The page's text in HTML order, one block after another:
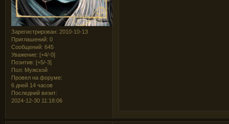
Зарегистрирован: 2010-10-13
Приглашений: 0
Сообщений: 645
Уважение: [+4/-0]
Позитив: [+5/-3]
Пол: Мужской
Провел на форуме:
6 дней 14 часов
Последний визит:
2024-12-30 11:18:06